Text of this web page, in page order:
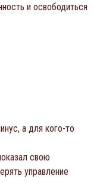
и освободиться
а для кого-то
свою
управление